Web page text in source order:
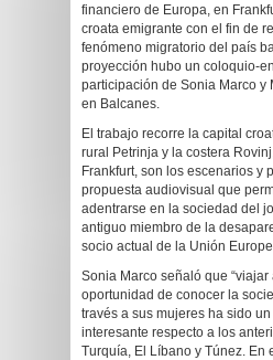
financiero de Europa, en
croata emigrante con el fin de
fenómeno migratorio del país
proyección hubo un coloquio-
participación de Sonia Marco y
en Balcanes.
El trabajo recorre la capital
rural Petrinja y la costera
Frankfurt, son los escenarios y
propuesta audiovisual que
adentrarse en la sociedad del
antiguo miembro de la
socio actual de la Unión
Sonia Marco señaló que
oportunidad de conocer la
través a sus mujeres ha sido
interesante respecto a los
Turquía, El Líbano y Túnez. En